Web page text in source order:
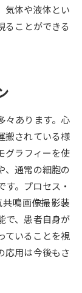
制度特集
号特集ページ
気体や液体とい
ることができる
々あります。心
搬されている様
グラフィーを使
、通常の細胞の
。プロセス・
鳴画像撮影装
で、患者自身が
ていることを視
応用は今後もさ